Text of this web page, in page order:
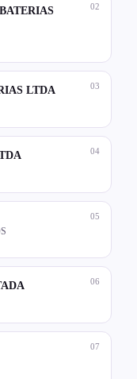
02
03
LTDA
04
05
06
07